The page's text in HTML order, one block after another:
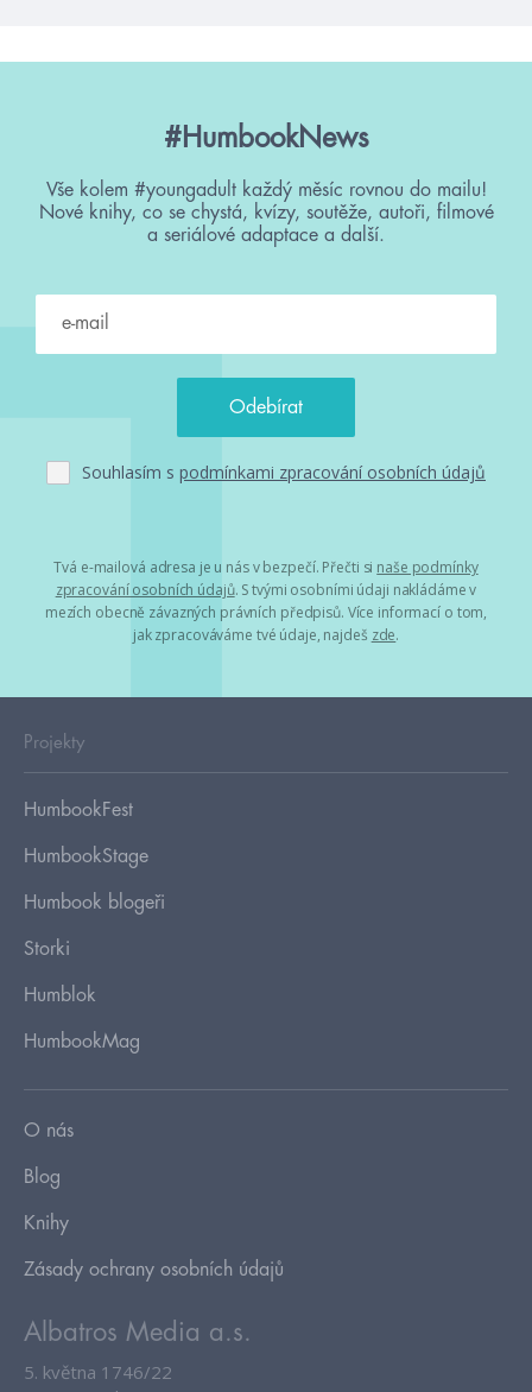
#HumbookNews
Vše kolem #youngadult každý měsíc rovnou do mailu!
Nové knihy, co se chystá, kvízy, soutěže, autoři, filmové
a seriálové adaptace a další.
Souhlasím s podmínkami zpracování osobních údajů
Tvá e-mailová adresa je u nás v bezpečí. Přečti si naše podmínky
zpracování osobních údajů. S tvými osobními údaji nakládáme v
mezích obecně závazných právních předpisů. Více informací o tom,
jak zpracováváme tvé údaje, najdeš zde.
Projekty
HumbookFest
HumbookStage
Humbook blogeři
Storki
Humblok
HumbookMag
O nás
Blog
Knihy
Zásady ochrany osobních údajů
Albatros Media a.s.
5. května 1746/22